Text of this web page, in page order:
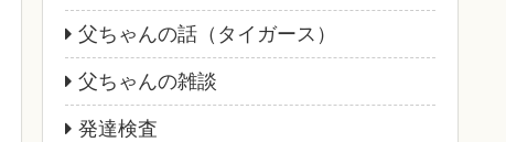
父ちゃんの話（タイガース）
父ちゃんの雑談
発達検査